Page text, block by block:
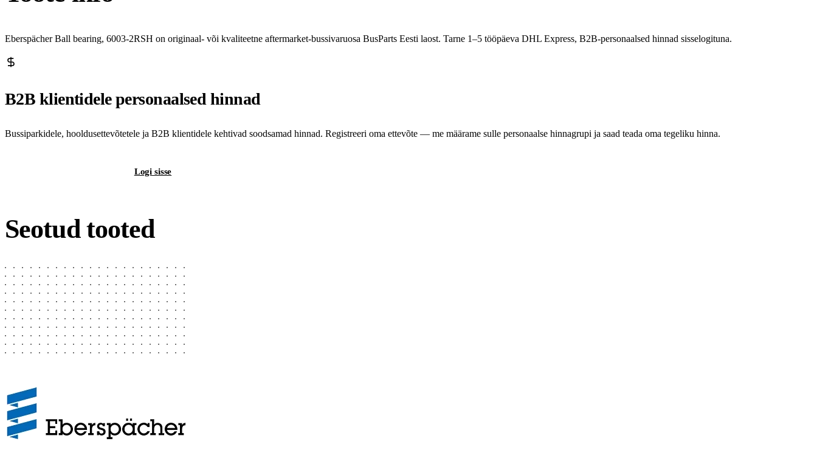
Eberspächer Ball bearing, 6003-2RSH on originaal- või kvaliteetne aftermarket-bussivaruosa BusParts Eesti laost. Tarne 1–5 tööpäeva DHL Express, B2B-personaalsed hinnad sisselogituna.
B2B klientidele personaalsed hinnad
Bussiparkidele, hooldusettevõtetele ja B2B klientidele kehtivad soodsamad hinnad. Registreeri oma ettevõte — me määrame sulle personaalse hinnagrupi ja saad teada oma tegeliku hinna.
Logi sisse
Seotud tooted